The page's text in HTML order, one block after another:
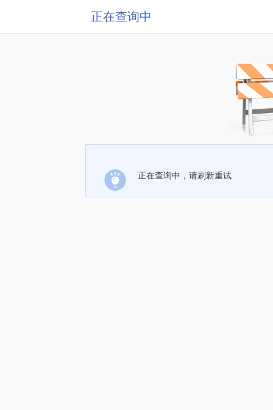
正在查询中
正在查询中，请刷新重试